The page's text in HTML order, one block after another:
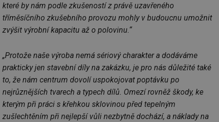
které by nám podle zkušeností z právě uzavřeného
tříměsíčního zkušebního provozu mohly v budoucnu umožnit
zvýšit výrobní kapacitu až o polovinu.“
„Protože naše výroba nemá sériový charakter a dodáváme
prakticky jen stavební díly na zakázku, je pro nás důležité také
to, že nám centrum dovolí uspokojovat poptávku po
nejrůznějších tvarech a typech dílů. Omezí rovněž škody, ke
kterým při práci s křehkou sklovinou před tepelným
zušlechtěním při nejlepší vůli nezbytně dochází, a náklady na